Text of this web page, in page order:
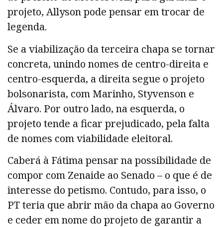
projeto, Allyson pode pensar em trocar de
legenda.
Se a viabilização da terceira chapa se tornar
concreta, unindo nomes de centro-direita e
centro-esquerda, a direita segue o projeto
bolsonarista, com Marinho, Styvenson e
Álvaro. Por outro lado, na esquerda, o
projeto tende a ficar prejudicado, pela falta
de nomes com viabilidade eleitoral.
Caberá à Fátima pensar na possibilidade de
compor com Zenaide ao Senado – o que é de
interesse do petismo. Contudo, para isso, o
PT teria que abrir mão da chapa ao Governo
e ceder em nome do projeto de garantir a